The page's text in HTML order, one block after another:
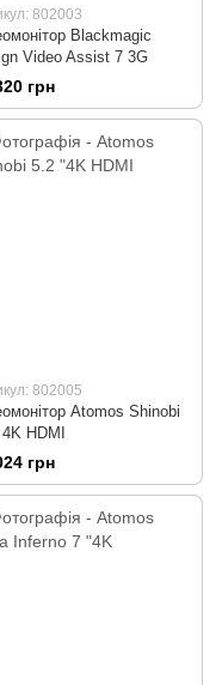
802003
Blackmagic
Video Assist 7 3G
грн
802005
Atomos Shinobi
HDMI
грн